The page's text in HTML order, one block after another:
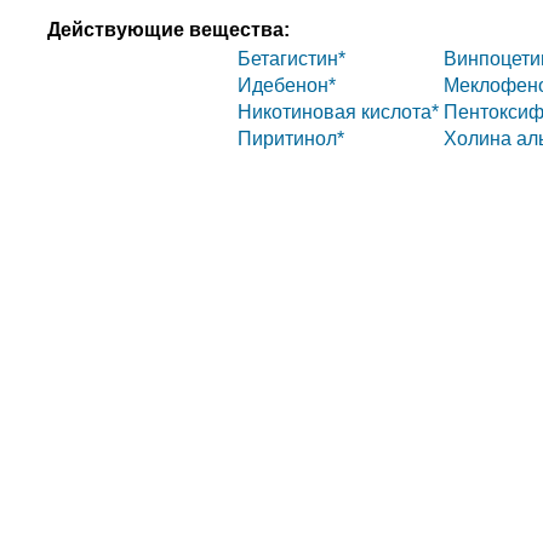
Действующие вещества:
Бетагистин*
Идебенон*
Никотиновая кислота*
Пиритинол*
Холина